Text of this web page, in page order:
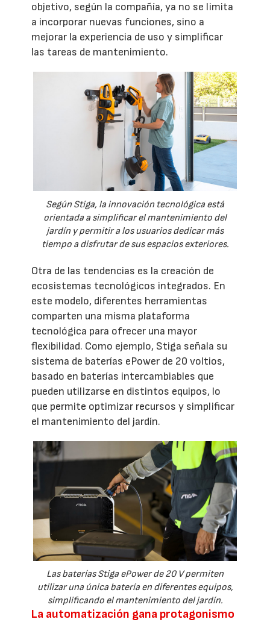
objetivo, según la compañía, ya no se limita
a incorporar nuevas funciones, sino a
mejorar la experiencia de uso y simplificar
las tareas de mantenimiento.
Según Stiga, la innovación tecnológica está
orientada a simplificar el mantenimiento del
jardín y permitir a los usuarios dedicar más
tiempo a disfrutar de sus espacios exteriores.
Otra de las tendencias es la creación de
ecosistemas tecnológicos integrados. En
este modelo, diferentes herramientas
comparten una misma plataforma
tecnológica para ofrecer una mayor
flexibilidad. Como ejemplo, Stiga señala su
sistema de baterías ePower de 20 voltios,
basado en baterías intercambiables que
pueden utilizarse en distintos equipos, lo
que permite optimizar recursos y simplificar
el mantenimiento del jardín.
Las baterías Stiga ePower de 20 V permiten
utilizar una única batería en diferentes equipos,
simplificando el mantenimiento del jardín.
La automatización gana protagonismo